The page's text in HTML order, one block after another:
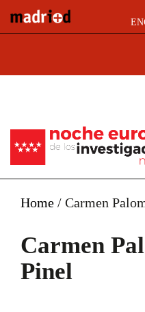
Home / Carmen
Carmen
Pinel